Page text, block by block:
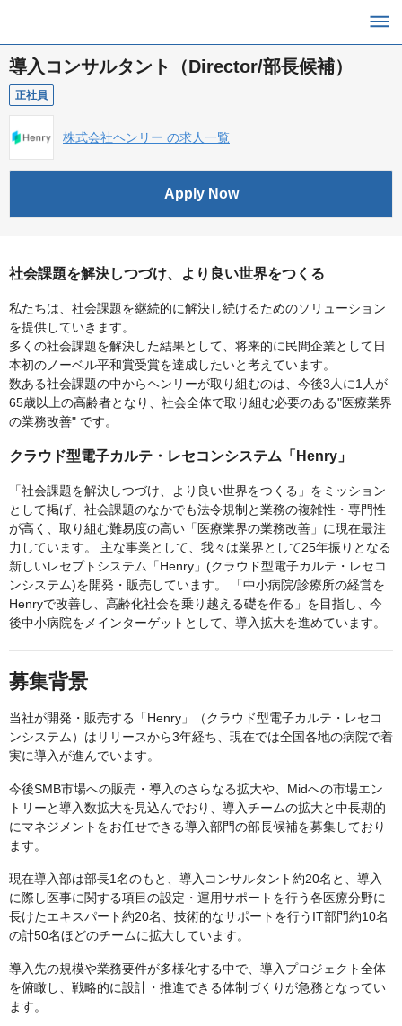
導入コンサルタント（Director/部長候補）
正社員
株式会社ヘンリー の求人一覧
Apply Now
社会課題を解決しつづけ、より良い世界をつくる
私たちは、社会課題を継続的に解決し続けるためのソリューション
を提供していきます。
多くの社会課題を解決した結果として、将来的に民間企業として日
本初のノーベル平和賞受賞を達成したいと考えています。
数ある社会課題の中からヘンリーが取り組むのは、今後3人に1人が
65歳以上の高齢者となり、社会全体で取り組む必要のある"医療業界
の業務改善" です。
クラウド型電子カルテ・レセコンシステム「Henry」
「社会課題を解決しつづけ、より良い世界をつくる」をミッション
として掲げ、社会課題のなかでも法令規制と業務の複雑性・専門性
が高く、取り組む難易度の高い「医療業界の業務改善」に現在最注
力しています。 主な事業として、我々は業界として25年振りとなる
新しいレセプトシステム「Henry」(クラウド型電子カルテ・レセコ
ンシステム)を開発・販売しています。 「中小病院/診療所の経営を
Henryで改善し、高齢化社会を乗り越える礎を作る」を目指し、今
後中小病院をメインターゲットとして、導入拡大を進めています。
募集背景
当社が開発・販売する「Henry」（クラウド型電子カルテ・レセコ
ンシステム）はリリースから3年経ち、現在では全国各地の病院で着
実に導入が進んでいます。
今後SMB市場への販売・導入のさらなる拡大や、Midへの市場エン
トリーと導入数拡大を見込んでおり、導入チームの拡大と中長期的
にマネジメントをお任せできる導入部門の部長候補を募集しており
ます。
現在導入部は部長1名のもと、導入コンサルタント約20名と、導入
に際し医事に関する項目の設定・運用サポートを行う各医療分野に
長けたエキスパート約20名、技術的なサポートを行うIT部門約10名
の計50名ほどのチームに拡大しています。
導入先の規模や業務要件が多様化する中で、導入プロジェクト全体
を俯瞰し、戦略的に設計・推進できる体制づくりが急務となってい
ます。